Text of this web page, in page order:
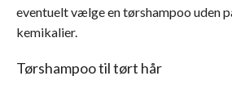
eventuelt vælge en tørshampoo uden
kemikalier.
Tørshampoo til tørt hår